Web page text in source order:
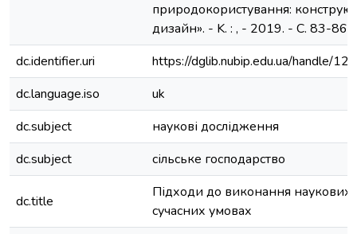
природокористування:
дизайн». - K. : , - 2019. - С. 83-86.
dc.identifier.uri
https://dglib.nubip.edu.ua/handle/
dc.language.iso
uk
dc.subject
наукові дослідження
dc.subject
сільське господарство
dc.title
Підходи до виконання наукових
сучасних умовах